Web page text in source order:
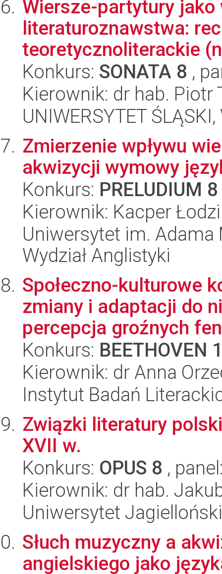
Wiersze-partytury jako
literaturoznawstwa:
teoretycznoliterackie
Konkurs: SONATA 8 ,
Kierownik: dr hab. Piotr
UNIWERSYTET
Zmierzenie wpływu
akwizycji wymowy
Konkurs: PRELUDIUM 8
Kierownik: Kacper
Uniwersytet im.
Wydział Anglistyki
Społeczno-kulturowe
zmiany i adaptacji do
percepcja groźnych
Konkurs: BEETHOVEN
Kierownik: dr Anna
Instytut Badań
Związki literatury
XVII w.
Konkurs: OPUS 8 ,
Kierownik: dr hab.
Uniwersytet
Słuch muzyczny a
angielskiego jako